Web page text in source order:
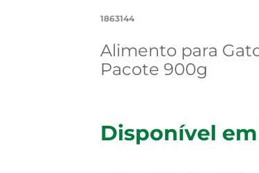
1863144
Alimento para
Pacote 900g
Disponível